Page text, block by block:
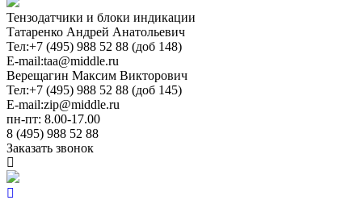
Тензодатчики и блоки индикации
Татаренко Андрей Анатольевич
Тел:+7 (495) 988 52 88 (доб 148)
E-mail:taa@middle.ru
Верещагин Максим Викторович
Тел:+7 (495) 988 52 88 (доб 145)
E-mail:zip@middle.ru
пн-пт: 8.00-17.00
8 (495) 988 52 88
Заказать звонок